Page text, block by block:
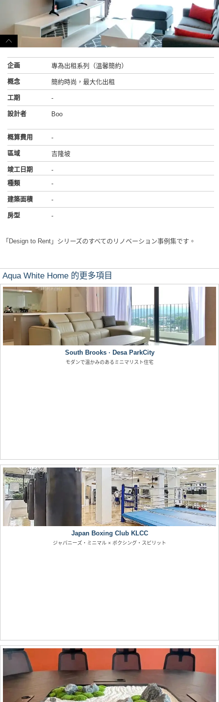
企画 專為出租系列（溫馨簡約）
概念 簡約時尚，最大化出租
工期 -
設計者 Boo
概算費用 -
區域 吉隆坡
竣工日期
-
種類
-
建築面積 -
房型 -
「Design to Rent」シリーズのすべてのリノベーション事例集です。
Aqua White Home 的更多項目
South Brooks · Desa ParkCity
モダンで温かみのあるミニマリスト住宅
Japan Boxing Club KLCC
ジャパニーズ・ミニマル × ボクシング・スピリット